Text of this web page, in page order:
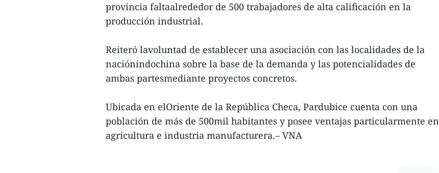
provincia faltaalrededor de 500 trabajadores de alta calificación en la
producción industrial.
Reiteró lavoluntad de establecer una asociación con las localidades de la
naciónindochina sobre la base de la demanda y las potencialidades de
ambas partesmediante proyectos concretos.
Ubicada en elOriente de la República Checa, Pardubice cuenta con una
población de más de 500mil habitantes y posee ventajas particularmente en
agricultura e industria manufacturera.– VNA